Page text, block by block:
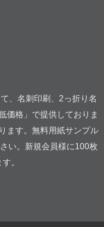
、名刺印刷、2っ折り名
価格」で提供しておりま
ます。無料用紙サンプル
い。新規会員様に100枚
。